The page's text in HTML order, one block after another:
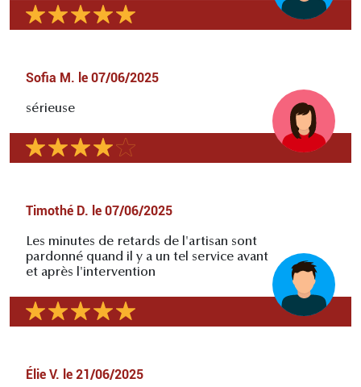
Sofia M. le 07/06/2025
sérieuse
Timothé D. le 07/06/2025
Les minutes de retards de l'artisan sont
pardonné quand il y a un tel service avant
et après l'intervention
Élie V. le 21/06/2025